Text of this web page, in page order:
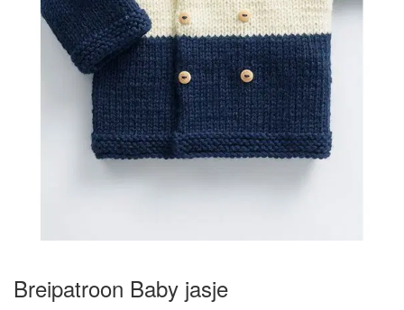
Breipatroon Baby jasje